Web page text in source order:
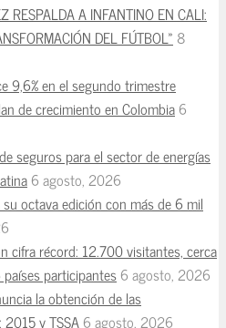
RESPALDA A INFANTINO EN CALI:
DEL FÚTBOL» 8
9,6% en el segundo trimestre
de crecimiento en Colombia6
seguros para el sector de energías
6 agosto, 2026
octava edición con más de 6 mil
cifra récord: 12.700 visitantes, cerca
participantes6 agosto, 2026
la obtención de las
y TSSA6 agosto, 2026